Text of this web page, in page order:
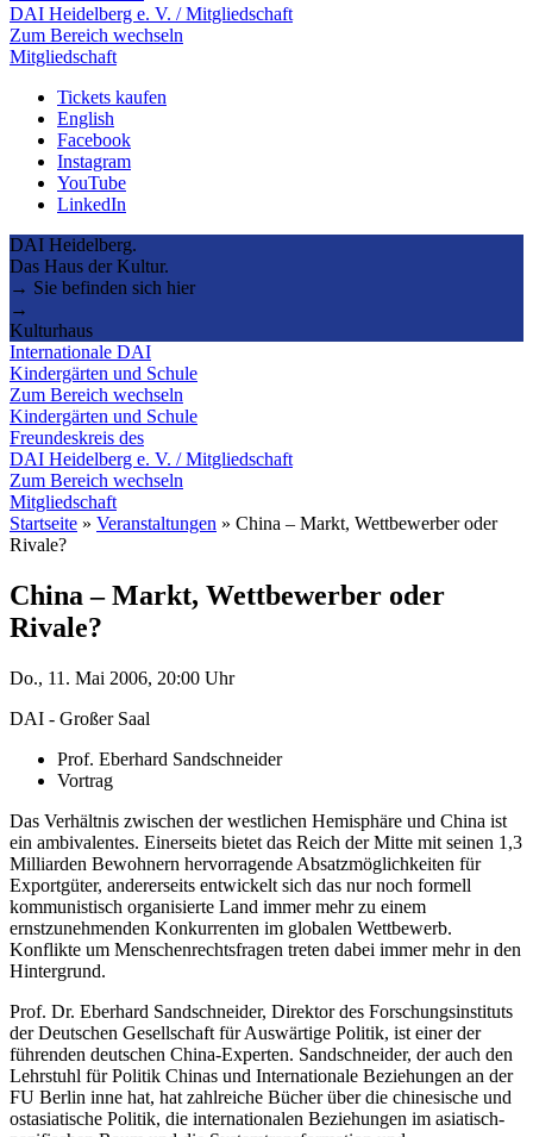
DAI Heidelberg e. V. / Mitgliedschaft
Zum Bereich wechseln
Mitgliedschaft
Tickets kaufen
English
Facebook
Instagram
YouTube
LinkedIn
DAI Heidelberg.
Das Haus der Kultur.
→ Sie befinden sich hier
→
Kulturhaus
Internationale DAI
Kindergärten und Schule
Zum Bereich wechseln
Kindergärten und Schule
Freundeskreis des
DAI Heidelberg e. V. / Mitgliedschaft
Zum Bereich wechseln
Mitgliedschaft
Startseite » Veranstaltungen » China – Markt, Wettbewerber oder
Rivale?
China – Markt, Wettbewerber oder
Rivale?
Do., 11. Mai 2006, 20:00 Uhr
DAI - Großer Saal
Prof. Eberhard Sandschneider
Vortrag
Das Verhältnis zwischen der westlichen Hemisphäre und China ist
ein ambivalentes. Einerseits bietet das Reich der Mitte mit seinen 1,3
Milliarden Bewohnern hervorragende Absatzmöglichkeiten für
Exportgüter, andererseits entwickelt sich das nur noch formell
kommunistisch organisierte Land immer mehr zu einem
ernstzunehmenden Konkurrenten im globalen Wettbewerb.
Konflikte um Menschenrechtsfragen treten dabei immer mehr in den
Hintergrund.
Prof. Dr. Eberhard Sandschneider, Direktor des Forschungsinstituts
der Deutschen Gesellschaft für Auswärtige Politik, ist einer der
führenden deutschen China-Experten. Sandschneider, der auch den
Lehrstuhl für Politik Chinas und Internationale Beziehungen an der
FU Berlin inne hat, hat zahlreiche Bücher über die chinesische und
ostasiatische Politik, die internationalen Beziehungen im asiatisch-